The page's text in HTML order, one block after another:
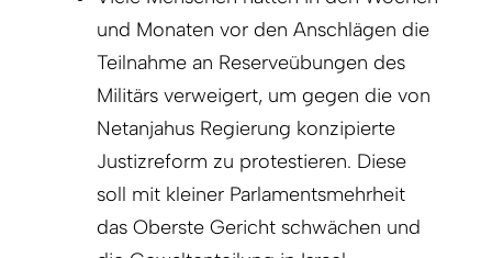
und Monaten vor den Anschlägen die
Teilnahme an Reserveübungen des
Militärs verweigert, um gegen die von
Netanjahus Regierung konzipierte
Justizreform zu protestieren. Diese
soll mit kleiner Parlamentsmehrheit
das Oberste Gericht schwächen und